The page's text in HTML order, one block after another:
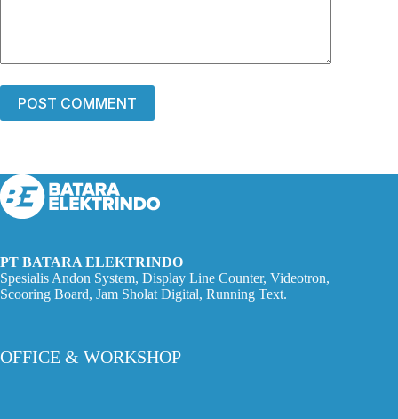
POST COMMENT
PT BATARA ELEKTRINDO
Spesialis Andon System, Display Line Counter, Videotron,
Scooring Board, Jam Sholat Digital, Running Text.
OFFICE & WORKSHOP